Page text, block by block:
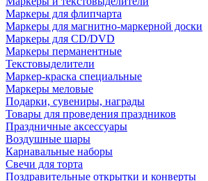
Маркеры для флипчарта
Маркеры для магнитно-маркерной доски
Маркеры для CD/DVD
Маркеры перманентные
Текстовыделители
Маркер-краска специальные
Маркеры меловые
Подарки, сувениры, награды
Товары для проведения праздников
Праздничные аксессуары
Воздушные шары
Карнавальные наборы
Свечи для торта
Поздравительные открытки и конверты